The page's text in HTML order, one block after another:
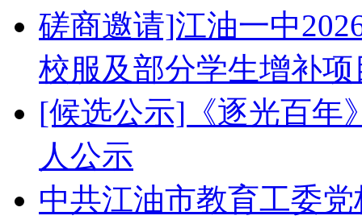
磋商邀请]江油一中
校服及部分学生增补项
[候选公示]《逐光百年
人公示
中共江油市教育工委